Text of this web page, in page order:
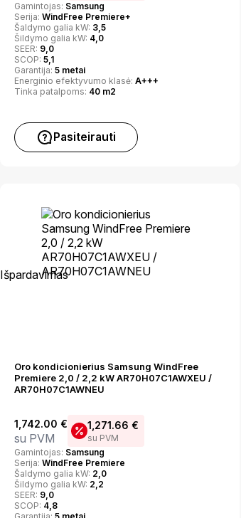
Gamintojas: Samsung
Serija: WindFree Premiere+
Šaldymo galia kW: 3,5
Šildymo galia kW: 4,0
SEER: 9,0
SCOP: 5,1
Garantija: 5 metai
Energinio efektyvumo klasė: A+++
Tinka patalpoms: 40 m2
Pasiteirauti
Išpardavimas
Oro kondicionierius Samsung WindFree
Premiere 2,0 / 2,2 kW AR70H07C1AWXEU /
AR70H07C1AWNEU
1,742.00 €
su PVM
1,271.66 €
su PVM
Gamintojas: Samsung
Serija: WindFree Premiere
Šaldymo galia kW: 2,0
Šildymo galia kW: 2,2
SEER: 9,0
SCOP: 4,8